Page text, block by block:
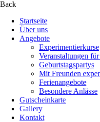
Back
Startseite
Über uns
Angebote
Experimentierkurse
Veranstaltungen
Geburtstagspartys
Mit Freunden
Ferienangebote
Besondere Anlässe
Gutscheinkarte
Gallery
Kontakt